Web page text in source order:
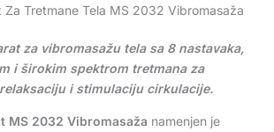
Za Tretmane Tela MS 2032 Vibromasaža
za vibromasažu tela sa 8 nastavaka,
i širokim spektrom tretmana za
i stimulaciju cirkulacije.
MS 2032 Vibromasaža namenjen je